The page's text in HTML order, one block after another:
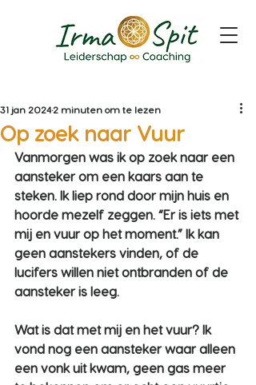
Op zoek naar Vuur
31 jan 20242 minuten om te lezen
Vanmorgen was ik op zoek naar een
aansteker om een kaars aan te
steken. Ik liep rond door mijn huis en
hoorde mezelf zeggen. “Er is iets met
mij en vuur op het moment.” Ik kan
geen aanstekers vinden, of de
lucifers willen niet ontbranden of de
aansteker is leeg.
Wat is dat met mij en het vuur? Ik
vond nog een aansteker waar alleen
een vonk uit kwam, geen gas meer